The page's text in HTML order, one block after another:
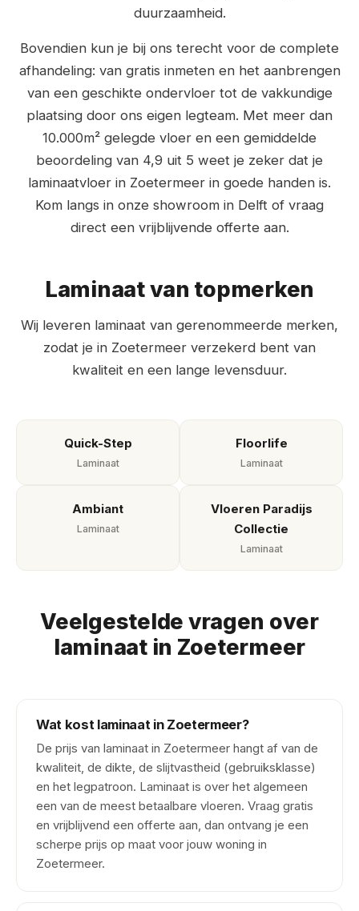
duurzaamheid.
Bovendien kun je bij ons terecht voor de complete
afhandeling: van gratis inmeten en het aanbrengen
van een geschikte ondervloer tot de vakkundige
plaatsing door ons eigen legteam. Met meer dan
10.000m² gelegde vloer en een gemiddelde
beoordeling van 4,9 uit 5 weet je zeker dat je
laminaatvloer in Zoetermeer in goede handen is.
Kom langs in onze showroom in Delft of vraag
direct een vrijblijvende offerte aan.
Laminaat van topmerken
Wij leveren laminaat van gerenommeerde merken,
zodat je in Zoetermeer verzekerd bent van
kwaliteit en een lange levensduur.
Quick-Step
Laminaat
Floorlife
Laminaat
Ambiant
Laminaat
Vloeren Paradijs
Collectie
Laminaat
Veelgestelde vragen over
laminaat in Zoetermeer
Wat kost laminaat in Zoetermeer?
De prijs van laminaat in Zoetermeer hangt af van de
kwaliteit, de dikte, de slijtvastheid (gebruiksklasse)
en het legpatroon. Laminaat is over het algemeen
een van de meest betaalbare vloeren. Vraag gratis
en vrijblijvend een offerte aan, dan ontvang je een
scherpe prijs op maat voor jouw woning in
Zoetermeer.